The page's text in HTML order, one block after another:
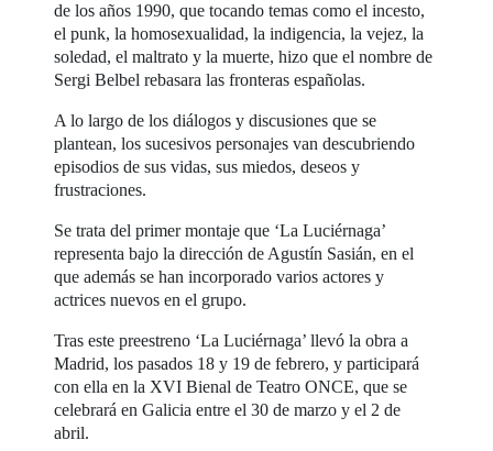
de los años 1990, que tocando temas como el incesto,
el punk, la homosexualidad, la indigencia, la vejez, la
soledad, el maltrato y la muerte, hizo que el nombre de
Sergi Belbel rebasara las fronteras españolas.
A lo largo de los diálogos y discusiones que se
plantean, los sucesivos personajes van descubriendo
episodios de sus vidas, sus miedos, deseos y
frustraciones.
Se trata del primer montaje que ‘La Luciérnaga’
representa bajo la dirección de Agustín Sasián, en el
que además se han incorporado varios actores y
actrices nuevos en el grupo.
Tras este preestreno ‘La Luciérnaga’ llevó la obra a
Madrid, los pasados 18 y 19 de febrero, y participará
con ella en la XVI Bienal de Teatro ONCE, que se
celebrará en Galicia entre el 30 de marzo y el 2 de
abril.